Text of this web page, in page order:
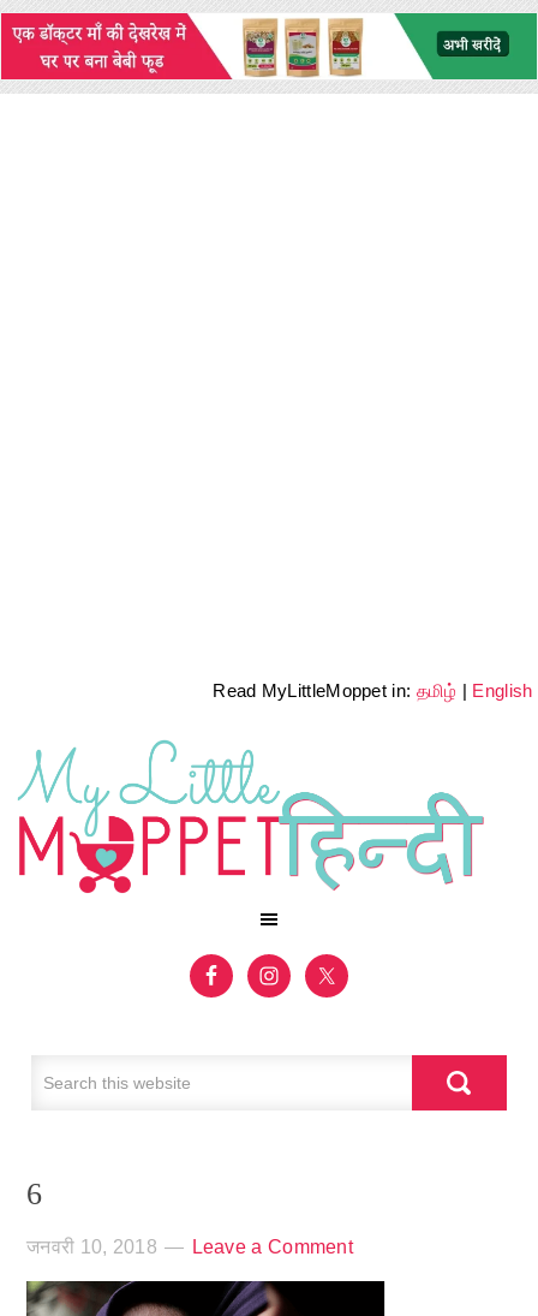
Read MyLittleMoppet in: தமிழ் | English
6
जनवरी 10, 2018 Leave a Comment